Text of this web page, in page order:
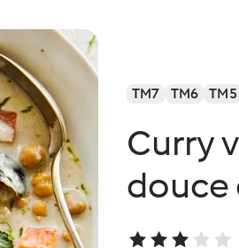
TM7 TM6 TM5
Curry
douce